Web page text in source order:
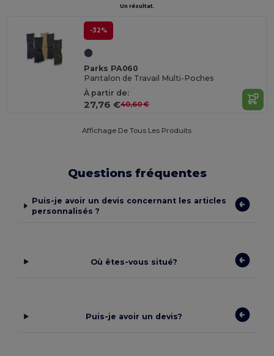
Un résultat.
-32%
Parks PA060
Pantalon de Travail Multi-Poches
À partir de:
27,76 €40,60 €
Affichage De Tous Les Produits.
Questions fréquentes
Puis-je avoir un devis concernant les articles
personnalisés ?
Où êtes-vous situé?
Puis-je avoir un devis?